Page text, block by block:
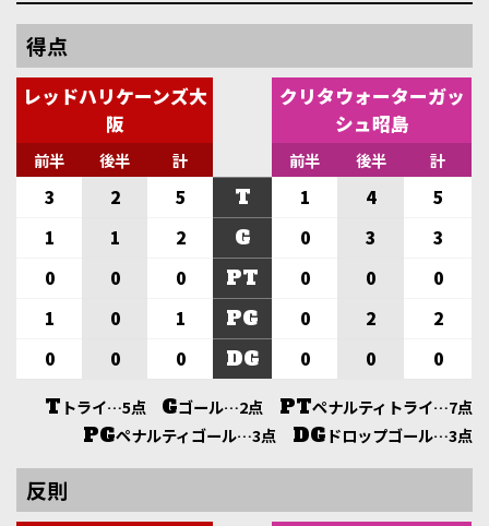
得点
レッドハリケーンズ大
阪
クリタウォーターガッ
シュ昭島
前半 後半 計 前半 後半 計
3 2 5 T 1 4
5
1
1 2 G 0 3
3
0
0 0 PT 0 0
0
1
0 1 PG 0 2
2
0
0 0 DG 0 0 0
T トライ…5点 Gゴール…2点 PTペナルティトライ…7点
PGペナルティゴール…3点 DGドロップゴール…3点
反則